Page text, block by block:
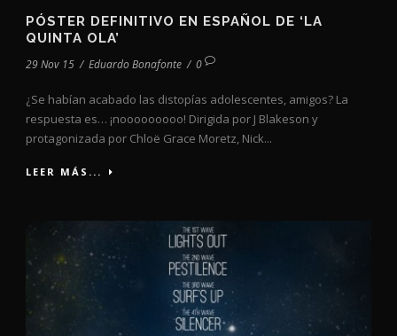
PÓSTER DEFINITIVO EN ESPAÑOL DE ‘LA
QUINTA OLA’
29 Nov 15 / Eduardo Bonafonte / 0
¿Se habían acabado las distopías adolescentes, amigos? La
respuesta es… ¡nooooooooo! Dirigida por J Blakeson y
protagonizada por Chloë Grace Moretz, Nick...
LEER MÁS...